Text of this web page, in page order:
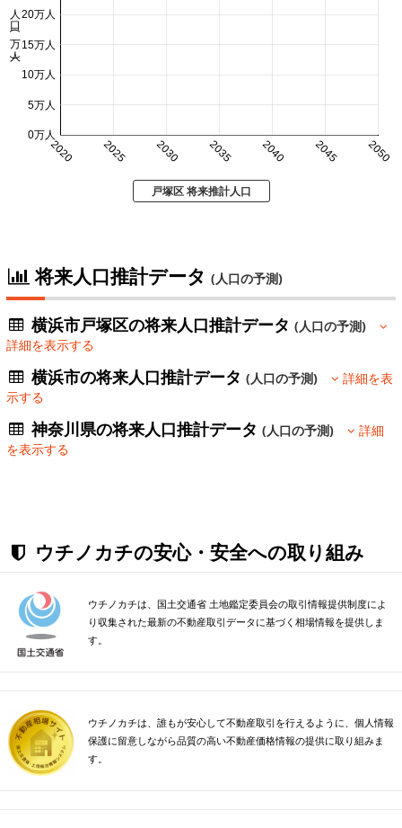
2020 2025 2030 2035 2040 2045 2050
0万人
5万人
10万人
15万人
20万人
人口 (万人)
戸塚区 将来推計人口
将来人口推計データ (人口の予測)
横浜市戸塚区の将来人口推計データ(人口の予測)
詳細を表示する
横浜市の将来人口推計データ(人口の予測)
詳細を表
示する
神奈川県の将来人口推計データ(人口の予測)
詳細
を表示する
ウチノカチの安心・安全への取り組み
ウチノカチは、国土交通省 土地鑑定委員会の取引情報提供制度によ
り収集された最新の不動産取引データに基づく相場情報を提供しま
す。
ウチノカチは、誰もが安心して不動産取引を行えるように、個人情報
保護に留意しながら品質の高い不動産価格情報の提供に取り組みま
す。